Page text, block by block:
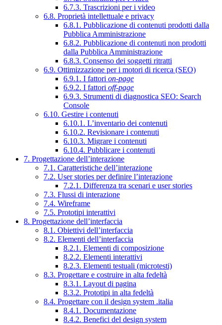
6.7.3. Trascrizioni per i video
6.8. Proprietà intellettuale e privacy
6.8.1. Pubblicazione di contenuti prodotti dalla
Pubblica Amministrazione
6.8.2. Pubblicazione di contenuti non prodotti
dalla Pubblica Amministrazione
6.8.3. Consenso dei soggetti ritratti
6.9. Ottimizzazione per i motori di ricerca (SEO)
6.9.1. I fattori on-page
6.9.2. I fattori off-page
6.9.3. Strumenti di diagnostica SEO: Search
Console
6.10. Gestire i contenuti
6.10.1. L’inventario dei contenuti
6.10.2. Revisionare i contenuti
6.10.3. Migrare i contenuti
6.10.4. Pubblicare i contenuti
7. Progettazione dell’interazione
7.1. Caratteristiche dell’interazione
7.2. User stories per definire l’interazione
7.2.1. Differenza tra scenari e user stories
7.3. Flussi di interazione
7.4. Wireframe
7.5. Prototipi interattivi
8. Progettazione dell’interfaccia
8.1. Obiettivi dell’interfaccia
8.2. Elementi dell’interfaccia
8.2.1. Elementi di composizione
8.2.2. Elementi interattivi
8.2.3. Elementi testuali (microtesti)
8.3. Progettare e costruire in alta fedeltà
8.3.1. Layout di pagina
8.3.2. Prototipi in alta fedeltà
8.4. Progettare con il design system .italia
8.4.1. Documentazione
8.4.2. Benefici del design system